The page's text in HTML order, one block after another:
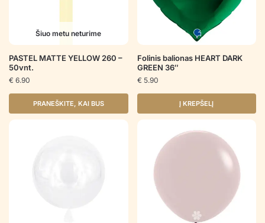
Šiuo metu neturime
PASTEL MATTE YELLOW 260 –
50vnt.
€ 6.90
PRANEŠKITE, KAI BUS
Folinis balionas HEART DARK
GREEN 36″
€ 5.90
Į KREPŠELĮ